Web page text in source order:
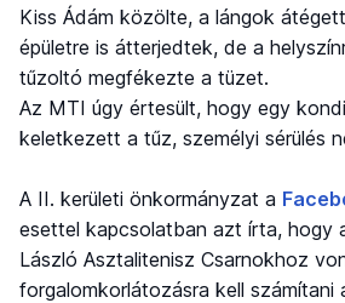
Kiss Ádám közölte, a lángok
épületre is átterjedtek, de a
tűzoltó megfékezte a tüzet.
Az MTI úgy értesült, hogy egy
keletkezett a tűz, személyi sérülés
A II. kerületi önkormányzat a
esettel kapcsolatban azt írta, hogy
László Asztalitenisz Csarnokhoz
forgalomkorlátozásra kell számítani